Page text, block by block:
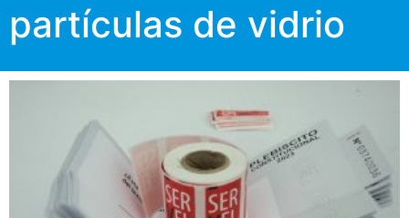
partículas de vidrio